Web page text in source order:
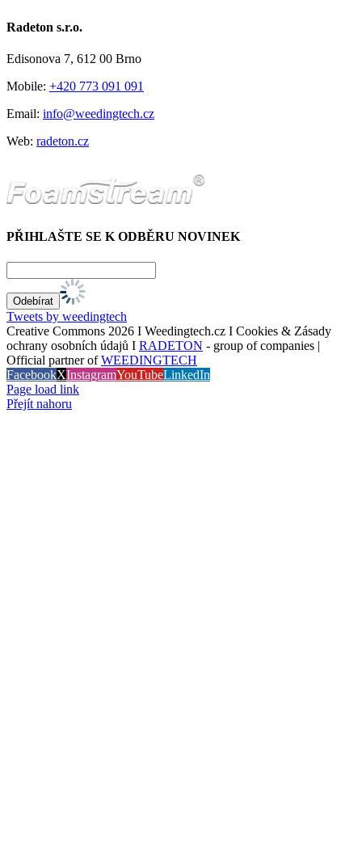
Radeton s.r.o.
Edisonova 7, 612 00 Brno
Mobile: +420 773 091 091
Email: info@weedingtech.cz
Web: radeton.cz
PŘIHLAŠTE SE K ODBĚRU NOVINEK
Tweets by weedingtech
Creative Commons 2026 I Weedingtech.cz I Cookies & Zásady
ochrany osobních údajů I RADETON - group of companies |
Official partner ofWEEDINGTECH
FacebookXInstagramYouTubeLinkedIn
Page load link
Přejít nahoru